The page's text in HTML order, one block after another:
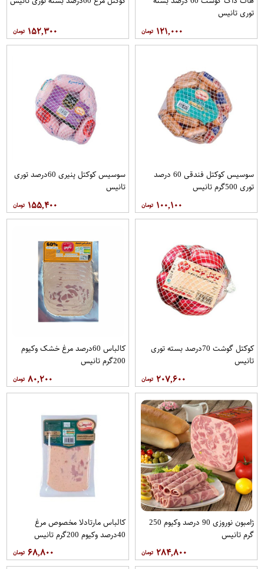
توری تانیس
۱۲۱,۰۰۰ ۱۵۲,۳۰۰
سوسیس کوکتل فندقی 60 درصد
توری 500گرم تانیس
۱۰۰,۱۰۰
سوسیس کوکتل پنیری 60درصد توری
تانیس
۱۵۵,۴۰۰
کوکتل گوشت 70درصد بسته توری
تانیس
۲۰۷,۶۰۰
کالباس 60درصد مرغ خشک وکیوم
200گرم تانیس
۸۰,۲۰۰
ژامبون نوروزی 90 درصد وکیوم 250
گرم تانیس
۲۸۴,۸۰۰
کالباس مارتادلا مخصوص مرغ
40درصد وکیوم 200گرم تانیس
۶۸,۸۰۰